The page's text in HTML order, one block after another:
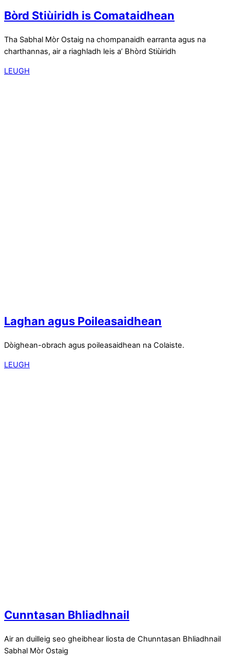
Bòrd Stiùiridh is Comataidhean
Tha Sabhal Mòr Ostaig na chompanaidh earranta agus na
charthannas, air a riaghladh leis a’ Bhòrd Stiùiridh
LEUGH
Laghan agus Poileasaidhean
Dòighean-obrach agus poileasaidhean na Colaiste.
LEUGH
Cunntasan Bhliadhnail
Air an duilleig seo gheibhear liosta de Chunntasan Bhliadhnail
Sabhal Mòr Ostaig